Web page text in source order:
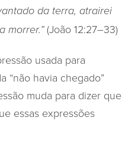
da terra, atrairei
morrer.”(João 12:27–33)
usada para
“não havia chegado”
muda para dizer que
essas expressões